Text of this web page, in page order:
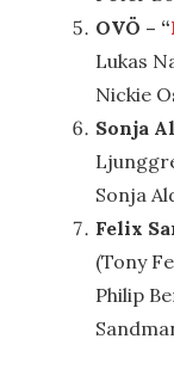
OVÖ – “
Lukas
Nickie
Sonja
Sonja
Felix
(Tony
Philip